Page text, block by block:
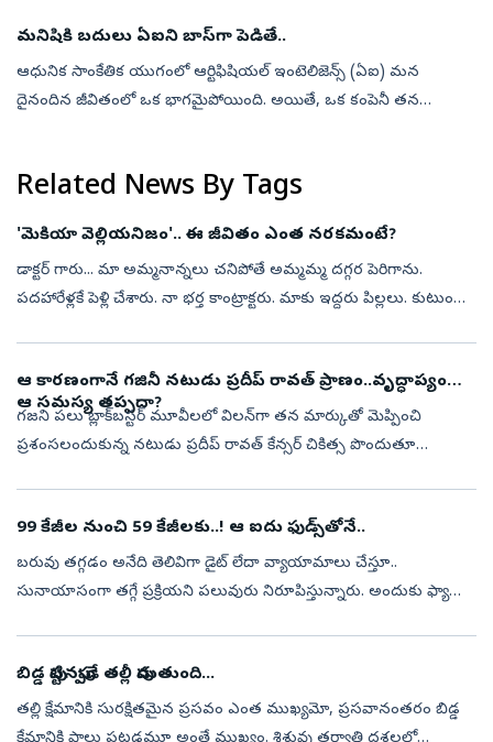
మనిషికి బదులు ఏఐని బాస్‌గా పెడితే..
ఆధునిక సాంకేతిక యుగంలో ఆర్టిఫిషియల్ ఇంటెలిజెన్స్ (ఏఐ) మన
దైనందిన జీవితంలో ఒక భాగమైపోయింది. అయితే, ఒక కంపెనీ తన
Related News By Tags
'మెకియా వెల్లియనిజం'.. ఈ జీవితం ఎంత నరకమంటే?
డాక్టర్‌ గారు... మా అమ్మనాన్నలు చనిపోతే అమ్మమ్మ దగ్గర పెరిగాను.
పదహారేళ్లకే పెళ్లి చేశారు. నా భర్త కాంట్రాక్టరు. మాకు ఇద్దరు పిల్లలు. కుటుంబం
ఆ కారణంగానే గజినీ నటుడు ప్రదీప్ రావత్ ప్రాణం..వృద్ధాప్యంలో
ఆ సమస్య తప్పదా?
గజని పలు బ్లాక్‌బస్టర్‌ మూవీలలో విలన్‌గా తన మార్కుతో మెప్పించి
ప్రశంసలందుకున్న నటుడు ప్రదీప్‌ రావత్‌ కేన్సర్‌ చికిత్స పొందుతూ
99 కేజీల నుంచి 59 కేజీలకు..! ఆ ఐదు ఫుడ్స్‌తోనే..
బరువు తగ్గడం అనేది తెలివిగా డైట్‌ లేదా వ్యాయామాలు చేస్తూ..
సునాయాసంగా తగ్గే ప్రక్రియని పలువురు నిరూపిస్తున్నారు. అందుకు ఫ్యాన్సీ
బిడ్డ పుట్టినప్పుడే తల్లీ పుడుతుంది...
తల్లి క్షేమానికి సురక్షితమైన ప్రసవం ఎంత ముఖ్యమో, ప్రసవానంతరం బిడ్డ